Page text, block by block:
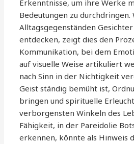
Erkenntnisse, um ihre Werke
Bedeutungen zu durchdringen.
Alltagsgegenständen
entdecken, zeigt dies den
Kommunikation, bei dem
auf visuelle Weise artikuliert
nach Sinn in der Nichtigkeit
Geist ständig bemüht ist,
bringen und spirituelle
verborgensten Winkeln des
Fähigkeit, in der Pareidolie
erkennen, könnte als Hinweis